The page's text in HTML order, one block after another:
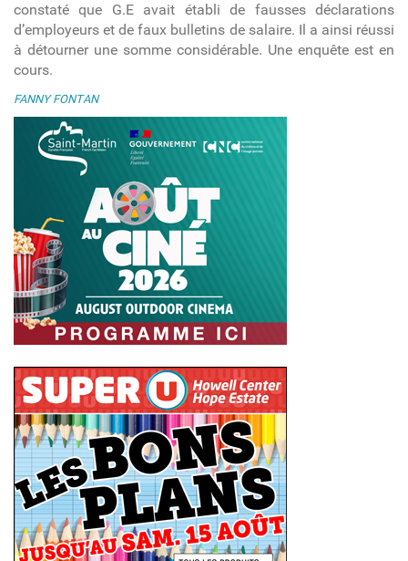
constaté que G.E avait établi de fausses déclarations
d’employeurs et de faux bulletins de salaire. Il a ainsi réussi
à détourner une somme considérable. Une enquête est en
cours.
FANNY FONTAN